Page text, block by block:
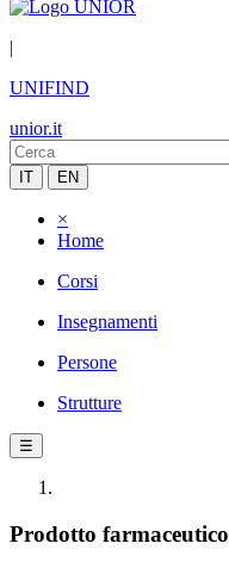
|
UNIFIND
unior.it
IT EN
×
Home
Corsi
Insegnamenti
Persone
Strutture
☰
Prodotto farmaceutico